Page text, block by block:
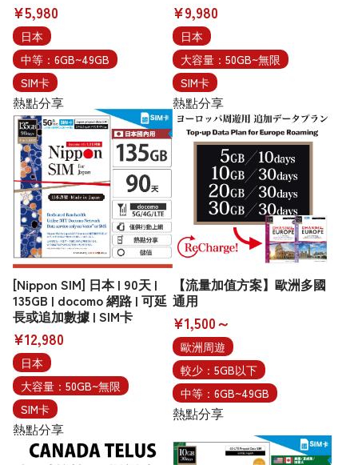
¥5,980
日本
中等：6GB~49GB
SIM卡
熱點分享
¥9,980
日本
大容量：50GB~無限
SIM卡
熱點分享
[Nippon SIM] 日本 | 90天 |
135GB | docomo 網路 | 可延
長或追加數據 | SIM卡
¥12,980
日本
大容量：50GB~無限
SIM卡
熱點分享
【流量加值方案】歐洲多國
通用
¥1,500～
歐洲周遊
較少：5GB以下
中等：6GB~49GB
熱點分享